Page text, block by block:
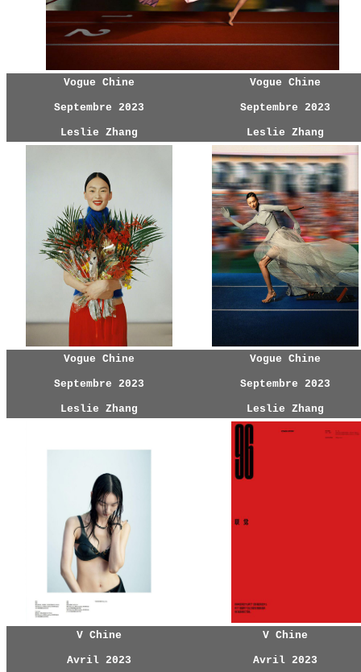
Vogue Chine
Septembre 2023
Leslie Zhang
Vogue Chine
Septembre 2023
Leslie Zhang
Vogue Chine
Septembre 2023
Leslie Zhang
Vogue Chine
Septembre 2023
Leslie Zhang
V Chine
Avril 2023
V Chine
Avril 2023